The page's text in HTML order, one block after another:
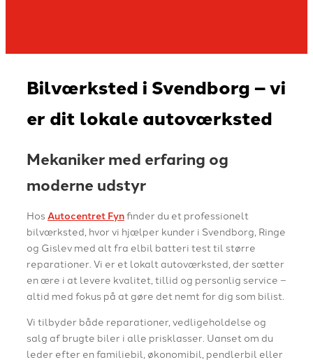
Bilværksted i Svendborg – vi
er dit lokale autoværksted
Mekaniker med erfaring og
moderne udstyr
Hos Autocentret Fynfinder du et professionelt
bilværksted, hvor vi hjælper kunder i Svendborg, Ringe
og Gislev med alt fra elbil batteri test til større
reparationer. Vi er et lokalt autoværksted, der sætter
en ære i at levere kvalitet, tillid og personlig service –
altid med fokus på at gøre det nemt for dig som bilist.
Vi tilbyder både reparationer, vedligeholdelse og
salg af brugte biler i alle prisklasser. Uanset om du
leder efter en familiebil, økonomibil, pendlerbil eller